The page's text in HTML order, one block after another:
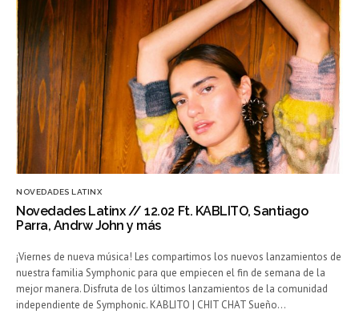
NOVEDADES LATINX
Novedades Latinx // 12.02 Ft. KABLITO, Santiago
Parra, Andrw John y más
¡Viernes de nueva música! Les compartimos los nuevos lanzamientos de
nuestra familia Symphonic para que empiecen el fin de semana de la
mejor manera. Disfruta de los últimos lanzamientos de la comunidad
independiente de Symphonic. KABLITO | CHIT CHAT Sueño…